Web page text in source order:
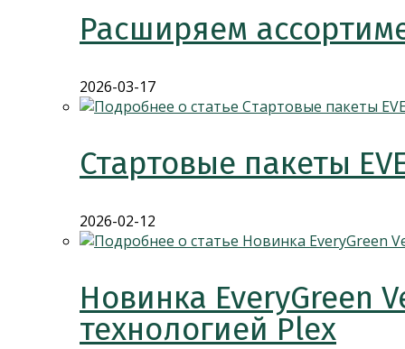
Расширяем
2026-03-17
Стартовые пакеты
2026-02-12
Новинка EveryGreen
технологией Plex